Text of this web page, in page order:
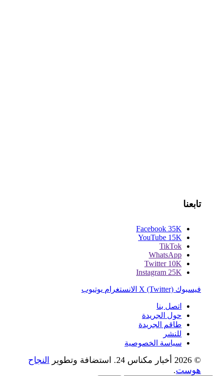
تابعنا
Facebook 35K
YouTube 15K
TikTok
WhatsApp
Twitter 10K
Instagram 25K
فيسبوك X (Twitter) الانستغرام يوتيوب
اتصل بنا
حول الجريدة
طاقم الجريدة
للنشر
سياسة الخصوصية
© 2026 أخبار مكناس 24. استضافة وتطوير
النجاح
هوست.